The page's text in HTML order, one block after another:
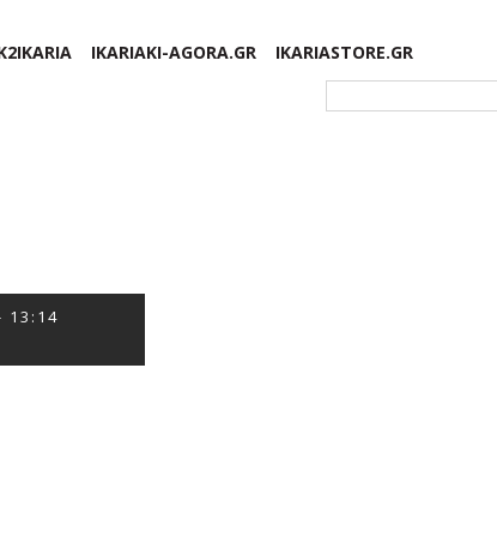
IKARIAKI-AGORA.GR
IKARIASTORE.GR
13:14